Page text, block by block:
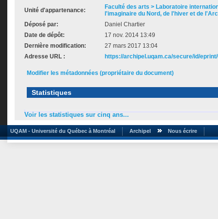
Unité d'appartenance:
Faculté des arts > Laboratoire
l'imaginaire du Nord, de l'hiver et de
Déposé par:
Daniel Chartier
Date de dépôt:
17 nov. 2014 13:49
Dernière modification:
27 mars 2017 13:04
Adresse URL :
https://archipel.uqam.ca/secure/id/
Modifier les métadonnées (propriétaire du document)
Statistiques
Voir les statistiques sur cinq ans...
UQAM - Université du Québec à Montréal Archipel Nous écrire